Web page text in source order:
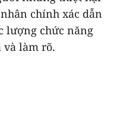
chính xác dẫn
lượng chức năng
làm rõ.